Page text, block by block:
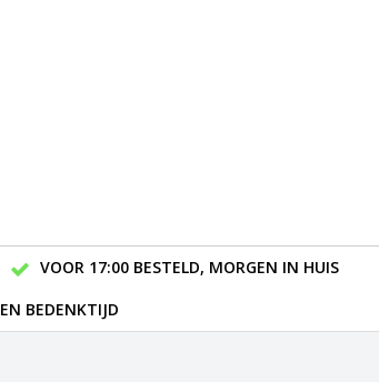
VOOR 17:00 BESTELD, MORGEN IN HUIS
BEDENKTIJD